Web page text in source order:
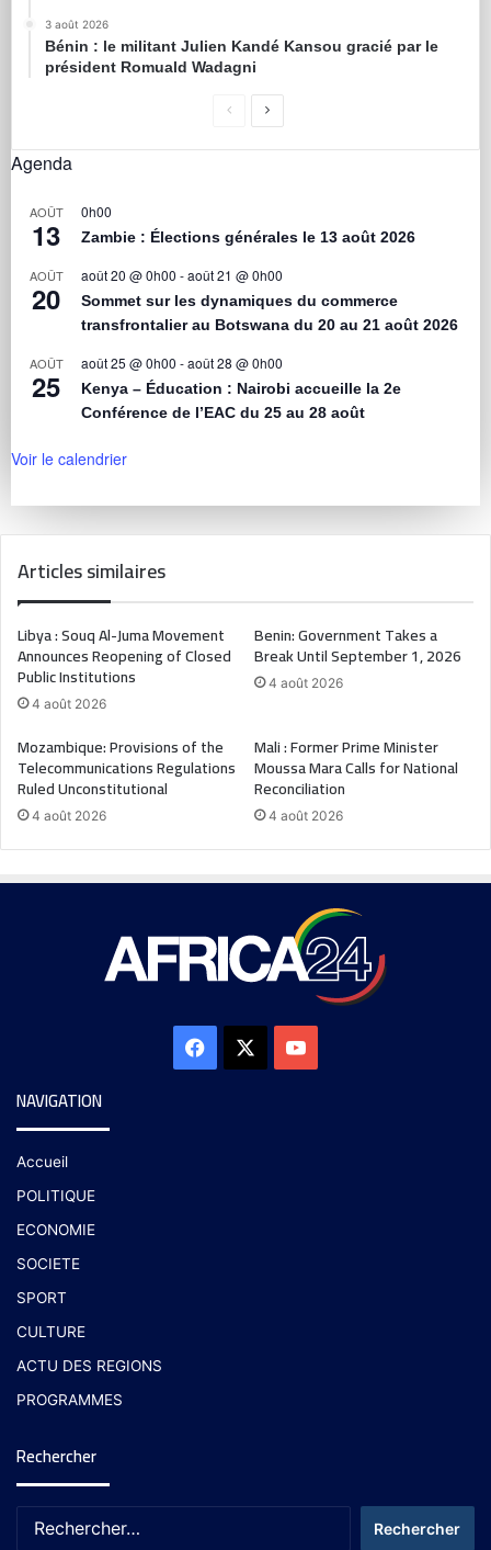
3 août 2026
Bénin : le militant Julien Kandé Kansou gracié par le
président Romuald Wadagni
Agenda
AOÛT
13
0h00
Zambie : Élections générales le 13 août 2026
AOÛT
20
août 20 @ 0h00 -août 21 @ 0h00
Sommet sur les dynamiques du commerce
transfrontalier au Botswana du 20 au 21 août 2026
AOÛT
25
août 25 @ 0h00 -août 28 @ 0h00
Kenya – Éducation : Nairobi accueille la 2e
Conférence de l’EAC du 25 au 28 août
Voir le calendrier
Articles similaires
Libya : Souq Al-Juma Movement
Announces Reopening of Closed
Public Institutions
4 août 2026
Benin: Government Takes a
Break Until September 1, 2026
4 août 2026
Mozambique: Provisions of the
Telecommunications Regulations
Ruled Unconstitutional
4 août 2026
Mali : Former Prime Minister
Moussa Mara Calls for National
Reconciliation
4 août 2026
NAVIGATION
Accueil
POLITIQUE
ECONOMIE
SOCIETE
SPORT
CULTURE
ACTU DES REGIONS
PROGRAMMES
Rechercher